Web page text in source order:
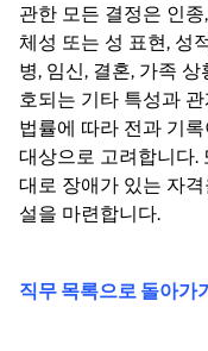
관한 모든 결정은 인
체성 또는 성 표현, 성
병, 임신, 결혼, 가족
호되는 기타 특성과
법률에 따라 전과 기
대상으로 고려합니다.
대로 장애가 있는 자
설을 마련합니다.
직무 목록으로 돌아가